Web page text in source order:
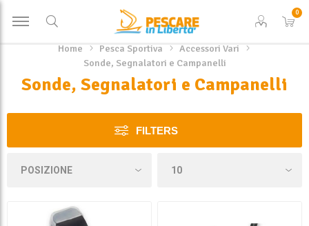
0
Home Pesca Sportiva
Accessori Vari
Sonde, Segnalatori e Campanelli
Sonde, Segnalatori e Campanelli
FILTERS